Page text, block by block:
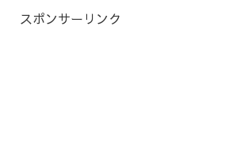
スポンサーリンク